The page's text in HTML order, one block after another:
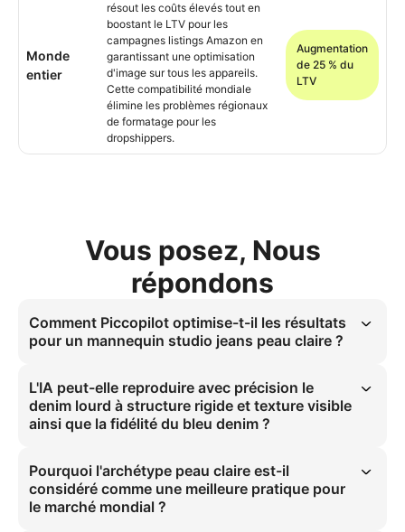
Monde
entier
résout les coûts élevés tout en
boostant le LTV pour les
campagnes listings Amazon en
garantissant une optimisation
d'image sur tous les appareils.
Cette compatibilité mondiale
élimine les problèmes régionaux
de formatage pour les
dropshippers.
Augmentation
de 25 % du
LTV
Vous posez, Nous
répondons
Comment Piccopilot optimise-t-il les résultats
pour un mannequin studio jeans peau claire ?
commerce en simulant avec précision la texture denim lourd et la
diffusion douce en studio. Elle résout les coûts élevés de modèles et
photos pour les dropshippers. Le rapport 1:1 assure l'optimisation
affichage Amazon pour des résultats de listing professionnels.
L'IA peut-elle reproduire avec précision le
denim lourd à structure rigide et texture visible
ainsi que la fidélité du bleu denim ?
capturer la texture visible et le bleu denim exact. Le cliché à 45°
avec diffusion douce en studio assure l'authenticité couleur et
structurale. Cela élimine les coûts élevés de recrutement de
photographes pour une reproduction visuelle précise.
Pourquoi l'archétype peau claire est-il
considéré comme une meilleure pratique pour
le marché mondial ?